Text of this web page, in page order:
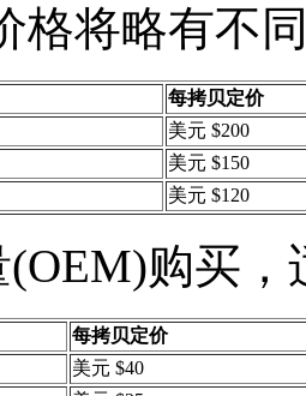
格将略有不
每拷贝定价
美元 $200
美元 $150
美元 $120
购买
每拷贝定价
美元 $40